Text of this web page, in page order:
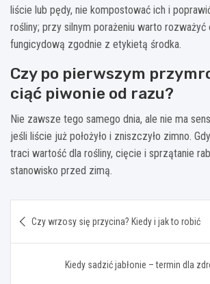
liście lub pędy, nie kompostować ich i
rośliny; przy silnym porażeniu warto rozważyć
fungicydową zgodnie z etykietą środka.
Czy po pierwszym
ciąć piwonie od razu?
Nie zawsze tego samego dnia, ale nie ma
jeśli liście już położyło i zniszczyło zimno.
traci wartość dla rośliny, cięcie i sprzątanie
stanowisko przed zimą.
wpisu
Czy wrzosy się przycina? Kiedy i jak to robić
Kiedy sadzić jabłonie – termin dla